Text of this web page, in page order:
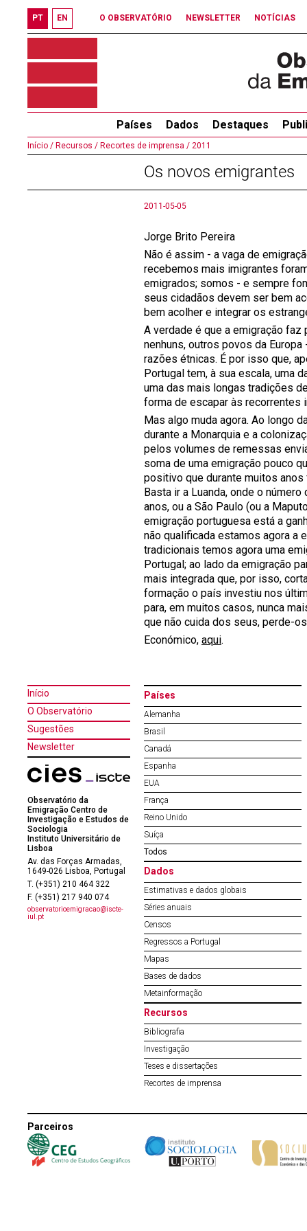
PT EN O OBSERVATÓRIO NEWSLETTER NOTÍCIAS
Países Dados Destaques
Início / Recursos / Recortes de imprensa / 2011
Os novos emigrantes
2011-05-05
Jorge Brito Pereira
Não é assim - a vaga de
recebemos mais imigrantes
emigrados; somos - e sempre
seus cidadãos devem ser bem
bem acolher e integrar os
A verdade é que a emigração
nenhuns, outros povos da
razões étnicas. É por isso que,
Portugal tem, à sua escala, uma
uma das mais longas tradições
forma de escapar às recorrentes
Mas algo muda agora. Ao longo
durante a Monarquia e a
pelos volumes de remessas
soma de uma emigração pouco
positivo que durante muitos anos
Basta ir a Luanda, onde o
anos, ou a São Paulo (ou a
emigração portuguesa está a
não qualificada estamos agora a
tradicionais temos agora uma
Portugal; ao lado da emigração
mais integrada que, por isso,
formação o país investiu nos
para, em muitos casos, nunca
que não cuida dos seus, perde-
Económico, aqui.
Início
O Observatório
Sugestões
Newsletter
Observatório da
Emigração Centro de
Investigação e Estudos de
Sociologia
Instituto Universitário de
Lisboa
Av. das Forças Armadas,
1649-026 Lisboa, Portugal
T. (+351) 210 464 322
F. (+351) 217 940 074
observatorioemigracao@iscte-
iul.pt
Países
Alemanha
Brasil
Canadá
Espanha
EUA
França
Reino Unido
Suíça
Todos
Dados
Estimativas e dados globais
Séries anuais
Censos
Regressos a Portugal
Mapas
Bases de dados
Metainformação
Recursos
Bibliografia
Investigação
Teses e dissertações
Recortes de imprensa
Parceiros